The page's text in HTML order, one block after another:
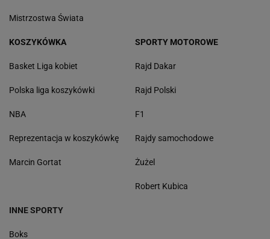
Mistrzostwa Świata
KOSZYKÓWKA
Basket Liga kobiet
Polska liga koszykówki
NBA
Reprezentacja w koszykówkę
Marcin Gortat
SPORTY MOTOROWE
Rajd Dakar
Rajd Polski
F1
Rajdy samochodowe
Żużel
Robert Kubica
INNE SPORTY
Boks